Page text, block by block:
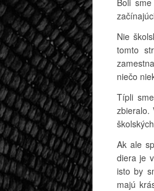
Boli
Nie
tomto
niečo
Típli
zbieralo.
Ak ale
diera je
isto by
majú